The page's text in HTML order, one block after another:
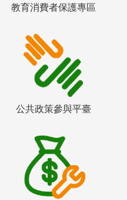
教育消費者保護專區
公共政策參與平臺